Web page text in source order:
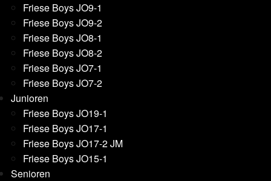
Friese Boys JO9-1
Friese Boys JO9-2
Friese Boys JO8-1
Friese Boys JO8-2
Friese Boys JO7-1
Friese Boys JO7-2
Junioren
Friese Boys JO19-1
Friese Boys JO17-1
Friese Boys JO17-2 JM
Friese Boys JO15-1
Senioren